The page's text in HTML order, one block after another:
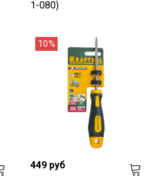
1-080)
10%
449 руб